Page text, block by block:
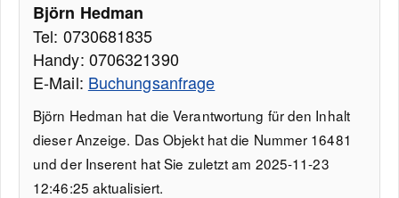
Björn Hedman
Tel: 0730681835
Handy: 0706321390
E-Mail: Buchungsanfrage
Björn Hedman hat die Verantwortung für den Inhalt
dieser Anzeige. Das Objekt hat die Nummer 16481
und der Inserent hat Sie zuletzt am 2025-11-23
12:46:25 aktualisiert.